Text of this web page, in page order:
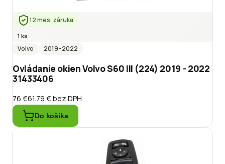
12 mes. záruka
1 ks
Volvo
2019–2022
Ovládanie okien Volvo S60 III (224) 2019 - 2022
31433406
76 €61.79 €bez DPH
Do košíka